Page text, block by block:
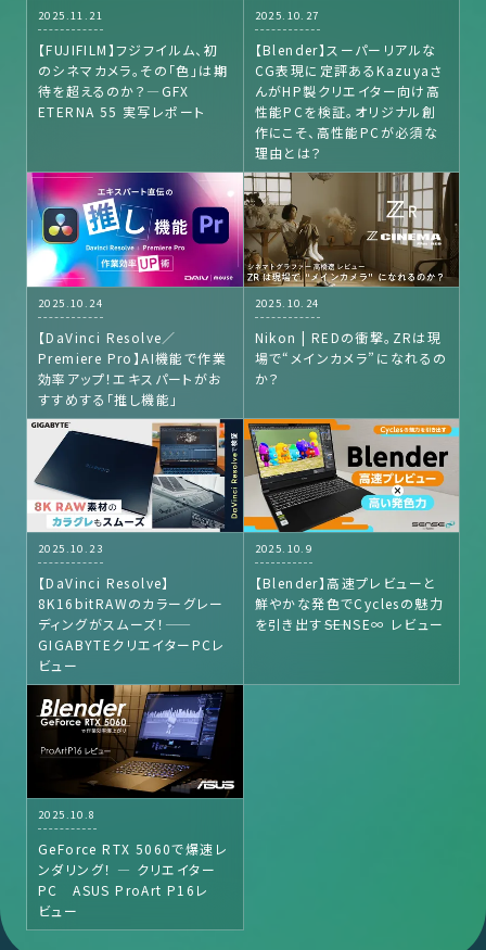
2025.11.21
【FUJIFILM】フジフイルム、初
のシネマカメラ。その「色」は期
待を超えるのか？—GFX
ETERNA 55 実写レポート
2025.10.27
【Blender】スーパーリアルな
CG表現に定評あるKazuyaさ
んがHP製クリエイター向け高
性能PCを検証。オリジナル創
作にこそ、高性能PCが必須な
理由とは？
2025.10.24
【DaVinci Resolve／
Premiere Pro】AI機能で作業
効率アップ！エキスパートがお
すすめする「推し機能」
2025.10.24
Nikon | REDの衝撃。ZRは現
場で“メインカメラ”になれるの
か？
2025.10.23
【DaVinci Resolve】
8K16bitRAWのカラーグレー
ディングがスムーズ！――
GIGABYTEクリエイターPCレ
ビュー
2025.10.9
【Blender】高速プレビューと
鮮やかな発色でCyclesの魅力
を引き出す――SENSE∞ レビュー
2025.10.8
GeForce RTX 5060で爆速レ
ンダリング！ — クリエイター
PC ASUS ProArt P16レ
ビュー